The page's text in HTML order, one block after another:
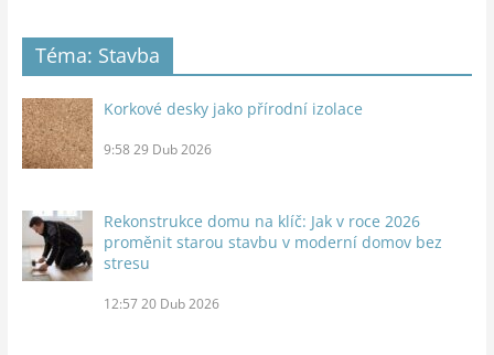
Téma: Stavba
Korkové desky jako přírodní izolace
9:58 29 Dub 2026
Rekonstrukce domu na klíč: Jak v roce 2026
proměnit starou stavbu v moderní domov bez
stresu
12:57 20 Dub 2026